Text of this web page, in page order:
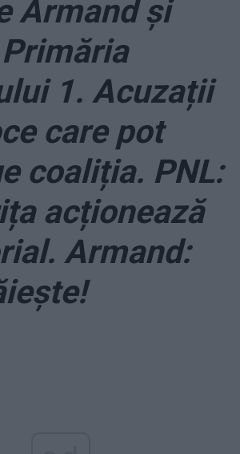
Armand și
1. Acuzații
care pot
coaliția. PNL:
acționează
Armand: